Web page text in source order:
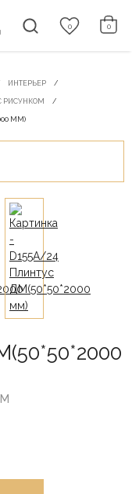
0 0
ИНТЕРЬЕР
РИСУНКОМ
ММ)